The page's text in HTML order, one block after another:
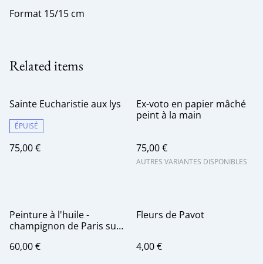
Format 15/15 cm
Related items
Sainte Eucharistie aux lys
ÉPUISÉ
75,00 €
Ex-voto en papier mâché
peint à la main
75,00 €
AUTRES VARIANTES DISPONIBLES
Peinture à l'huile -
champignon de Paris sur
60,00 €
Fleurs de Pavot
4,00 €